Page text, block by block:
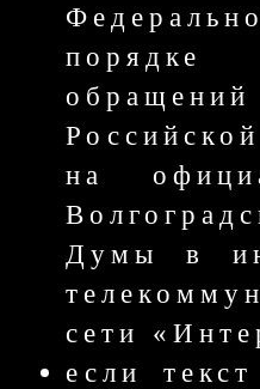
порядке
на
Думы в
сети
если